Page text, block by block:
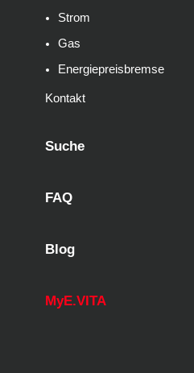
Strom
Gas
Energiepreisbremse
Kontakt
Suche
FAQ
Blog
MyE.VITA